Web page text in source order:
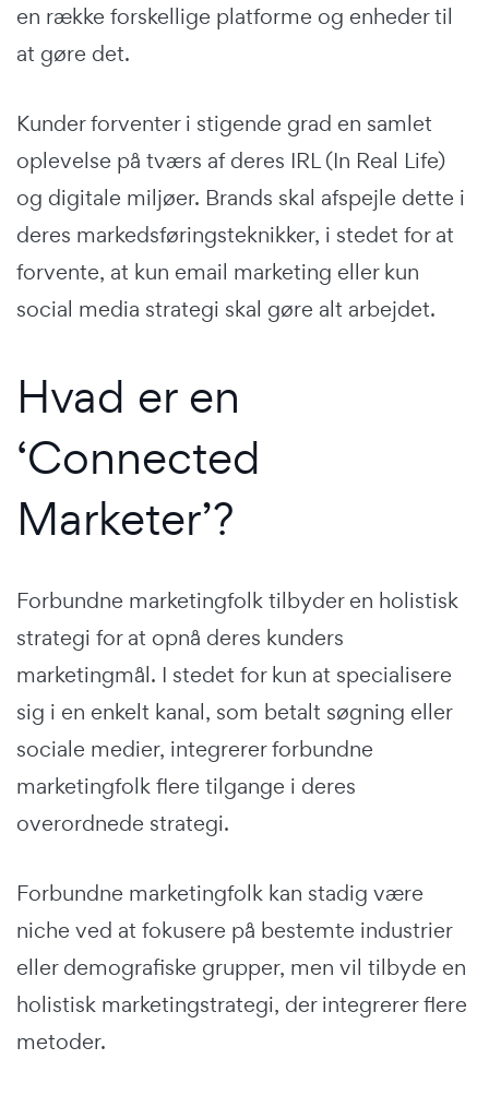
en række forskellige platforme og enheder til
at gøre det.
Kunder forventer i stigende grad en samlet
oplevelse på tværs af deres IRL (In Real Life)
og digitale miljøer. Brands skal afspejle dette i
deres markedsføringsteknikker, i stedet for at
forvente, at kun email marketing eller kun
social media strategi skal gøre alt arbejdet.
Hvad er en
‘Connected
Marketer’?
Forbundne marketingfolk tilbyder en holistisk
strategi for at opnå deres kunders
marketingmål. I stedet for kun at specialisere
sig i en enkelt kanal, som betalt søgning eller
sociale medier, integrerer forbundne
marketingfolk flere tilgange i deres
overordnede strategi.
Forbundne marketingfolk kan stadig være
niche ved at fokusere på bestemte industrier
eller demografiske grupper, men vil tilbyde en
holistisk marketingstrategi, der integrerer flere
metoder.